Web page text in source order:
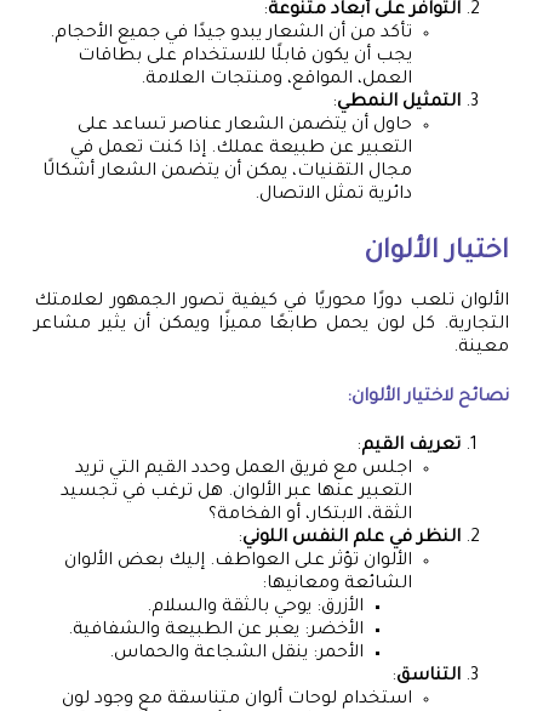
التوافر على أبعاد متنوعة:
تأكد من أن الشعار يبدو جيدًا في جميع الأحجام.
يجب أن يكون قابلًا للاستخدام على بطاقات
العمل، المواقع، ومنتجات العلامة.
التمثيل النمطي:
حاول أن يتضمن الشعار عناصر تساعد على
التعبير عن طبيعة عملك. إذا كنت تعمل في
مجال التقنيات، يمكن أن يتضمن الشعار أشكالًا
دائرية تمثل الاتصال.
اختيار الألوان
الألوان تلعب دورًا محوريًا في كيفية تصور الجمهور لعلامتك
التجارية. كل لون يحمل طابعًا مميزًا ويمكن أن يثير مشاعر
معينة.
نصائح لاختيار الألوان:
تعريف القيم:
اجلس مع فريق العمل وحدد القيم التي تريد
التعبير عنها عبر الألوان. هل ترغب في تجسيد
الثقة، الابتكار، أو الفخامة؟
النظر في علم النفس اللوني:
الألوان تؤثر على العواطف. إليك بعض الألوان
الشائعة ومعانيها:
الأزرق: يوحي بالثقة والسلام.
الأخضر: يعبر عن الطبيعة والشفافية.
الأحمر: ينقل الشجاعة والحماس.
التناسق:
استخدام لوحات ألوان متناسقة مع وجود لون